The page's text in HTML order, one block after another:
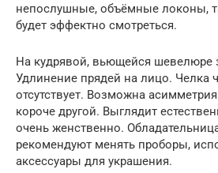
непослушные, объёмные локоны,
будет эффектно смотреться.
На кудрявой, вьющейся шевелюре
Удлинение прядей на лицо. Челка
отсутствует. Возможна
короче другой. Выглядит
очень женственно.
рекомендуют менять проборы,
аксессуары для украшения.